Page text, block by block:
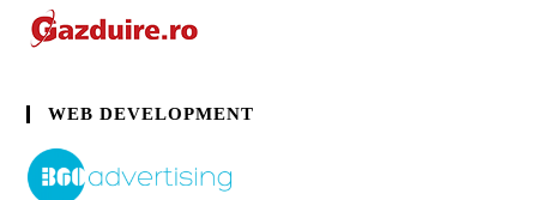
WEB DEVELOPMENT